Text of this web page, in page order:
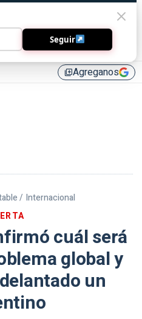
library_addAgreganos
/ Internacional
cuál será
global y
un
Seguir